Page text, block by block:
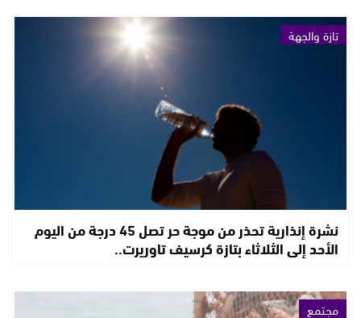
تازة والجهة
نشرة إنذارية تحذر من موجة حر تصل 45 درجة من اليوم
الأحد إلى الثلاثاء بتازة كرسيف تاوريرت..
مجتمع